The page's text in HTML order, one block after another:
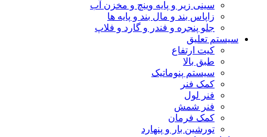
سینی زیر و پایه وینچ و مخزن آب
زاپاس بند و مال بند و پایه ها
جلو پنجره و فندر و گارد و فلاپ
سیستم تعلیق
کیت ارتفاع
طبق بالا
سیستم پنوماتیک
کمک فنر
فنر لول
فنر شمش
کمک فرمان
تورشین بار و پنهارد